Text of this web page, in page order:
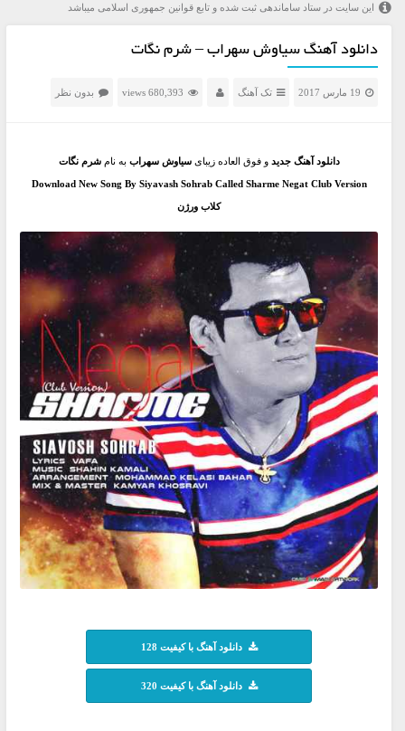
این سایت در ستاد ساماندهی ثبت شده و تابع قوانین جمهوری اسلامی میباشد
دانلود آهنگ سیاوش سهراب – شرم نگات
19 مارس 2017 تک آهنگ 680,393 views بدون نظر
دانلود آهنگ جدید و فوق العاده زیبای سیاوش سهراب به نامشرم نگات
Download New Song By Siyavash Sohrab Called Sharme Negat Club Version
کلاب ورژن
دانلود آهنگ با کیفیت 128
دانلود آهنگ با کیفیت 320